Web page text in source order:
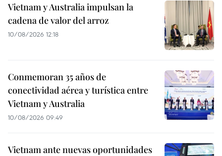
Vietnam y Australia impulsan la
cadena de valor del arroz
10/08/2026 12:18
Conmemoran 35 años de
conectividad aérea y turística entre
Vietnam y Australia
10/08/2026 09:49
Vietnam ante nuevas oportunidades